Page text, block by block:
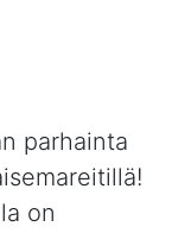
parhainta
on